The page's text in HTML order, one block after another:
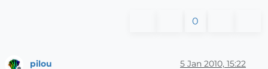
0
pilou 5 Jan 2010, 15:22